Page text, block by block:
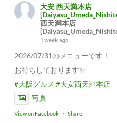
大安 西天満本店
西天満本店
1 week ago
2026/07/31のメニューです！
お待ちしております✨
#大阪グルメ #大安西天満本店
写真
View on Facebook · Share